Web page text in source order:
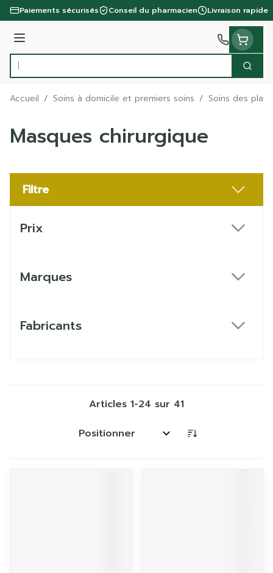
Aller au contenu
Paiements sécurisés Conseil du pharmacien Livraison rapide
Menu
Rechercher
Accueil / Soins à domicile et premiers soins / Soins des
Masques chirurgique
Filtre
Prix
Marques
Fabricants
Articles 1-24 sur 41
Trier par: